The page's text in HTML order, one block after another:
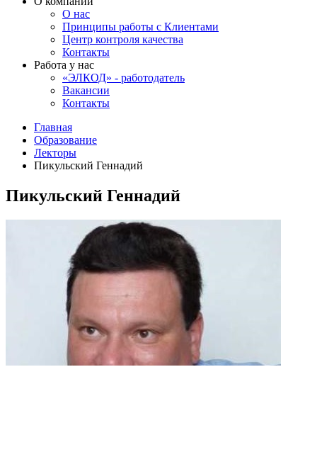
О нас
Принципы работы с Клиентами
Центр контроля качества
Контакты
Работа у нас
«ЭЛКОД» - работодатель
Вакансии
Контакты
Главная
Образование
Лекторы
Пикульский Геннадий
Пикульский Геннадий